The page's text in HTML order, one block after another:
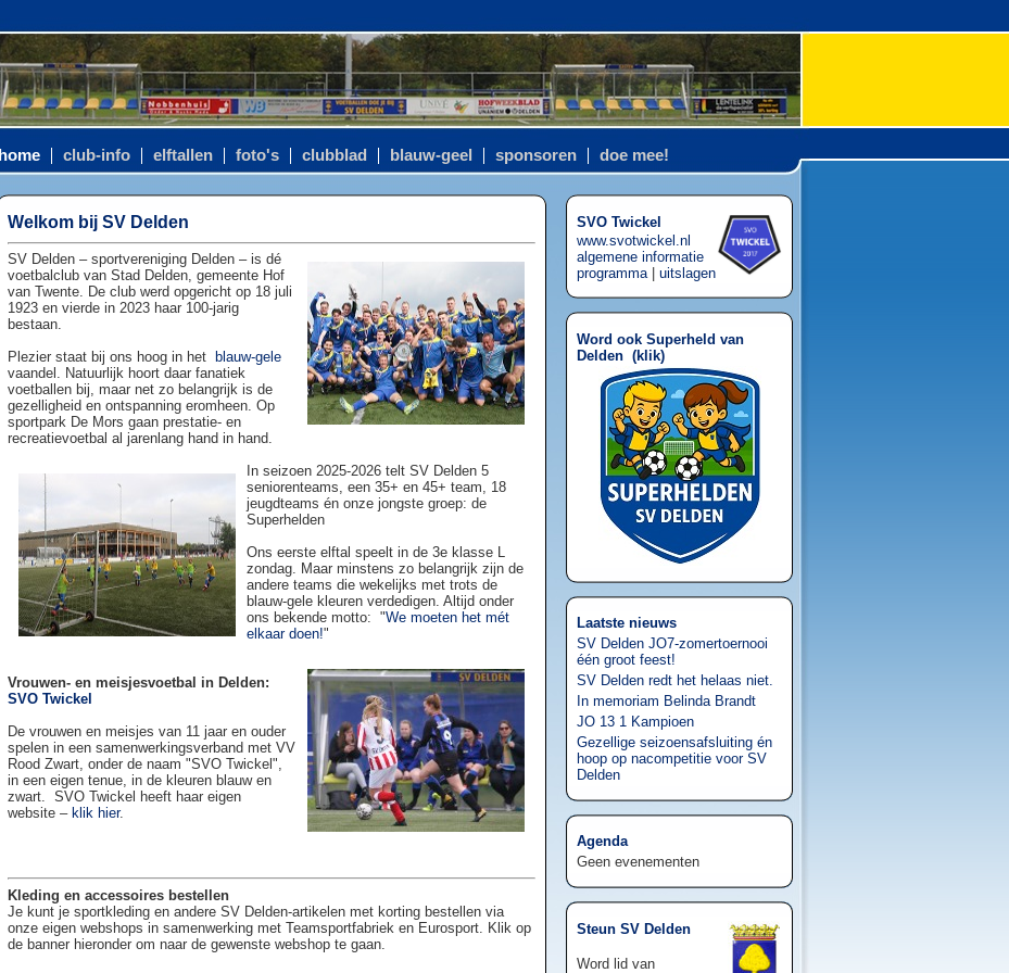
home club-info elftallen foto's clubblad blauw-geel sponsoren doe mee!
Welkom bij SV Delden
SV Delden – sportvereniging Delden – is dé
voetbalclub van Stad Delden, gemeente Hof
van Twente. De club werd opgericht op 18 juli
1923 en vierde in 2023 haar 100-jarig
bestaan.
Plezier staat bij ons hoog in het
blauw-gele
vaandel. Natuurlijk hoort daar fanatiek
voetballen bij, maar net zo belangrijk is de
gezelligheid en ontspanning eromheen. Op
sportpark De Mors gaan prestatie- en
recreatievoetbal al jarenlang hand in hand.
In seizoen 2025-2026 telt SV Delden 5
seniorenteams, een 35+ en 45+ team, 18
jeugdteams én onze jongste groep: de
Superhelden
Ons eerste elftal speelt in de 3e klasse L
zondag. Maar minstens zo belangrijk zijn de
andere teams die wekelijks met trots de
blauw-gele kleuren verdedigen. Altijd onder
ons bekende motto: "We moeten het mét
elkaar doen!"
Vrouwen- en meisjesvoetbal in Delden:
SVO Twickel
De vrouwen en meisjes van 11 jaar en ouder
spelen in een samenwerkingsverband met VV
Rood Zwart, onder de naam "SVO Twickel",
in een eigen tenue, in de kleuren blauw en
zwart. SVO Twickel heeft haar eigen
website – klik hier.
Kleding en accessoires bestellen
Je kunt je sportkleding en andere SV Delden-artikelen met korting bestellen via
onze eigen webshops in samenwerking met Teamsportfabriek en Eurosport. Klik op
de banner hieronder om naar de gewenste webshop te gaan.
SVO Twickel
www.svotwickel.nl
algemene informatie
programma| uitslagen
Word ook Superheld van
Delden (klik)
Laatste nieuws
SV Delden JO7-zomertoernooi
één groot feest!
SV Delden redt het helaas niet.
In memoriam Belinda Brandt
JO 13 1 Kampioen
Gezellige seizoensafsluiting én
hoop op nacompetitie voor SV
Delden
Agenda
Geen evenementen
Steun SV Delden
Word lid van